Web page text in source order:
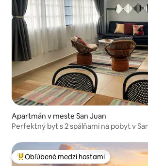
Apartmán v meste San Juan
Perfektný byt s 2 spálňami na pobyt v
Najobľúbenejšie medzi hosťami
Obľúbené medzi hosťami